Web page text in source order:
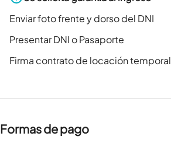
Enviar foto frente y dorso del DNI
Presentar DNI o Pasaporte
Firma contrato de locación temporal
Formas de pago